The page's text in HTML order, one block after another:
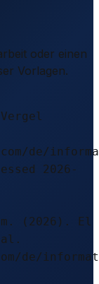
oder einen
Vorlagen.
de/
2026-
(2026). El
de/